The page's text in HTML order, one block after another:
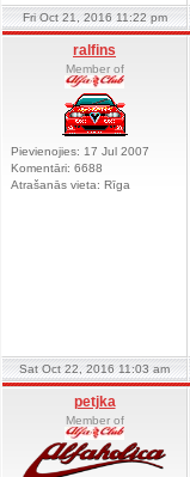
Fri Oct 21, 2016 11:22 pm
ralfins
Member of
Pievienojies: 17 Jul 2007
Komentāri: 6688
Atrašanās vieta: Rīga
Sat Oct 22, 2016 11:03 am
petjka
Member of